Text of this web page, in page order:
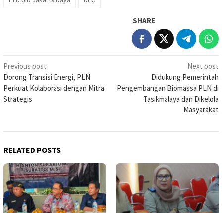
SHARE
Post
navigation
Previous post
Dorong Transisi Energi, PLN
Perkuat Kolaborasi dengan Mitra
Strategis
Next post
Didukung Pemerintah
Pengembangan Biomassa PLN di
Tasikmalaya dan Dikelola
Masyarakat
RELATED POSTS